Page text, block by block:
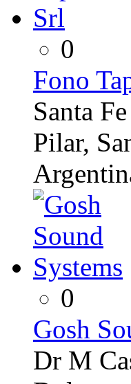
0
Fono
Santa
Pilar,
0
Gosh
Dr M